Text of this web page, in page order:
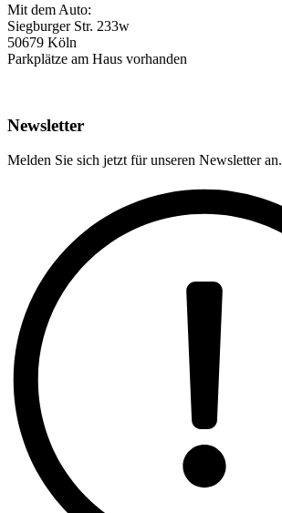
Mit dem Auto:
Siegburger Str. 233w
50679 Köln
Parkplätze am Haus vorhanden
Newsletter
Melden Sie sich jetzt für unseren Newsletter an.